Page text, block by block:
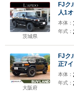
茨城県
FJク
人1
ヤデ
ー・
ド
本体：
年式：
大阪府
FJク
正7
ック
ETC
正革
本体：
年式：